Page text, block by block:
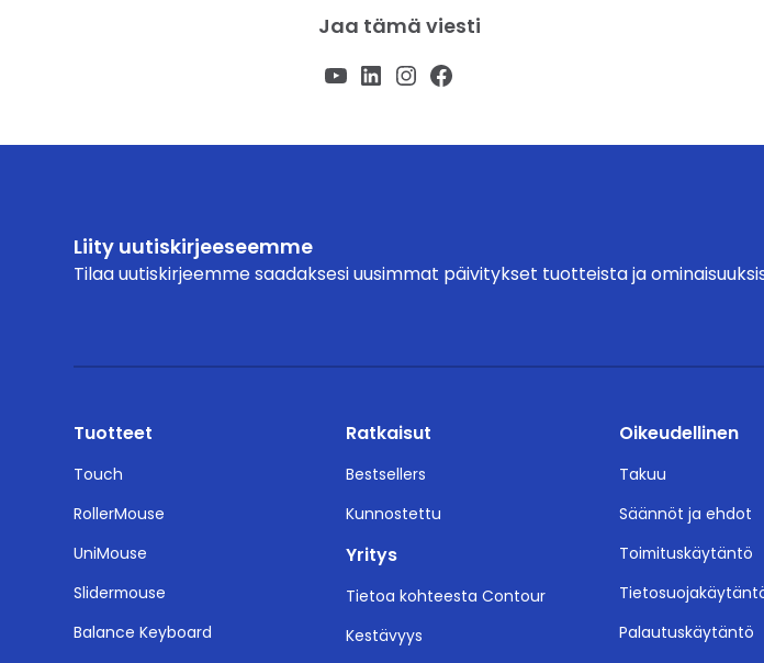
Jaa tämä viesti
Liity uutiskirjeeseemme
Tilaa uutiskirjeemme saadaksesi uusimmat päivitykset tuotteista ja
Tuotteet
Touch
RollerMouse
UniMouse
Slidermouse
Balance Keyboard
Ratkaisut
Bestsellers
Kunnostettu
Yritys
Tietoa kohteesta Contour
Kestävyys
Oikeudellinen
Takuu
Säännöt ja ehdot
Toimituskäytäntö
Palautuskäytäntö